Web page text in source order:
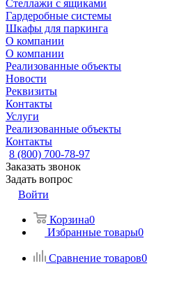
Стеллажи с ящиками
Гардеробные системы
Шкафы для паркинга
О компании
О компании
Реализованные объекты
Новости
Реквизиты
Контакты
Услуги
Реализованные объекты
Контакты
8 (800) 700-78-97
Заказать звонок
Задать вопрос
Войти
Корзина0
Избранные товары0
Сравнение товаров0